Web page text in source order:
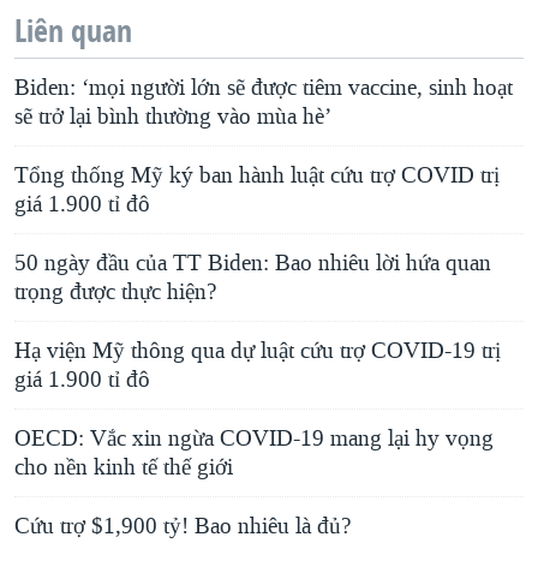
Liên quan
Biden: ‘mọi người lớn sẽ được tiêm vaccine, sinh hoạt
sẽ trở lại bình thường vào mùa hè’
Tổng thống Mỹ ký ban hành luật cứu trợ COVID trị
giá 1.900 tỉ đô
50 ngày đầu của TT Biden: Bao nhiêu lời hứa quan
trọng được thực hiện?
Hạ viện Mỹ thông qua dự luật cứu trợ COVID-19 trị
giá 1.900 tỉ đô
OECD: Vắc xin ngừa COVID-19 mang lại hy vọng
cho nền kinh tế thế giới
Cứu trợ $1,900 tỷ! Bao nhiêu là đủ?